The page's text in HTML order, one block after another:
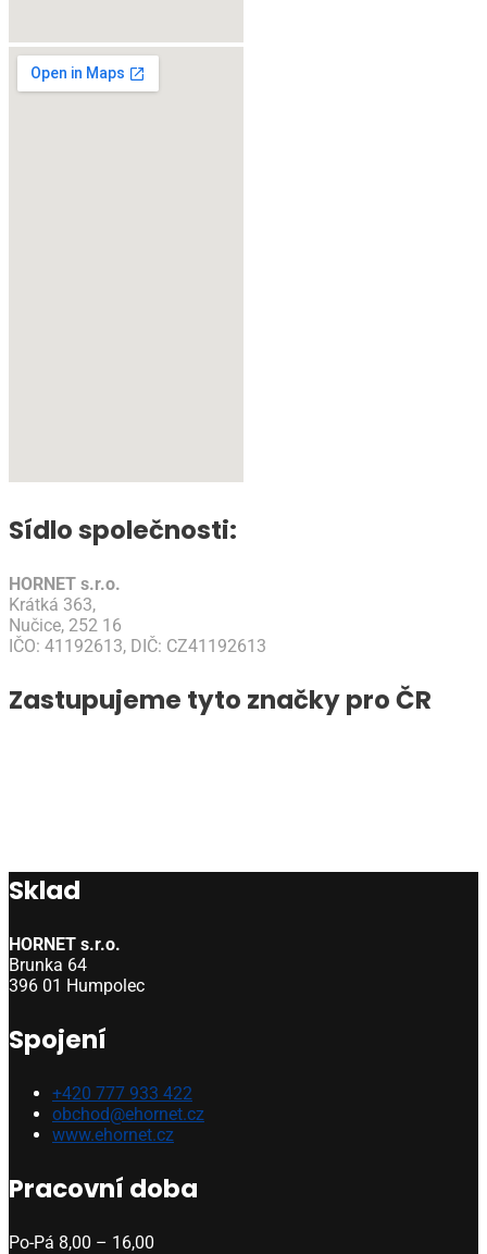
Sídlo společnosti:
HORNET s.r.o.
Krátká 363,
Nučice, 252 16
IČO: 41192613, DIČ: CZ41192613
Zastupujeme tyto značky pro ČR
Sklad
HORNET s.r.o.
Brunka 64
396 01 Humpolec
Spojení
+420 777 933 422
obchod@ehornet.cz
www.ehornet.cz
Pracovní doba
Po-Pá 8,00 – 16,00